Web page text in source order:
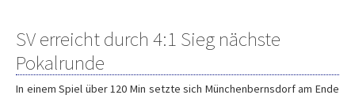
SV erreicht durch 4:1 Sieg nächste
Pokalrunde
In einem Spiel über 120 Min setzte sich Münchenbernsdorf am Ende